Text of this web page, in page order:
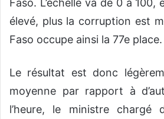
Faso. L’échelle va de 0 à
élevé, plus la corruption est
Faso occupe ainsi la 77e place.
Le résultat est donc
moyenne par rapport à
l’heure, le ministre chargé